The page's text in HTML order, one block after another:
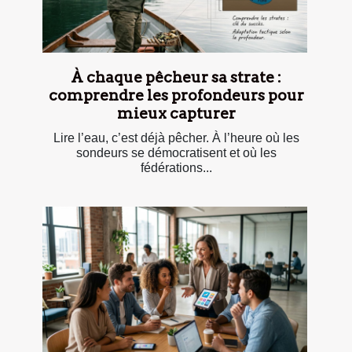
À chaque pêcheur sa strate :
comprendre les profondeurs pour
mieux capturer
Lire l’eau, c’est déjà pêcher. À l’heure où les
sondeurs se démocratisent et où les
fédérations...